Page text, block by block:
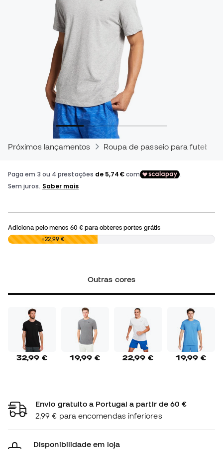
Próximos lançamentos Roupa de passeio para
Adiciona pelo menos 60 €para obteres portes grátis
0,00 € +22,99 €
Outras cores
32,99 € 19,99 € 22,99 € 19,99 €
Envio gratuito a Portugal a partir de 60 €
2,99 € para encomendas inferiores
Disponibilidade em loja